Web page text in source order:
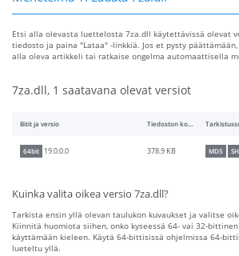
Etsi alla olevasta luettelosta 7za.dll käytettävissä olevat
tiedosto ja paina "Lataa" -linkkiä. Jos et pysty
alla oleva artikkeli tai ratkaise ongelma automaattisella
7za.dll, 1 saatavana olevat versiot
Bitit ja versio Tiedoston koko
64bit 19.0.0.0 378.9 KB MD5
Kuinka valita oikea versio 7za.dll?
Tarkista ensin yllä olevan taulukon kuvaukset ja valitse
Kiinnitä huomiota siihen, onko kyseessä 64- vai 32-
käyttämään kieleen. Käytä 64-bittisissä ohjelmissa 64-
lueteltu yllä.